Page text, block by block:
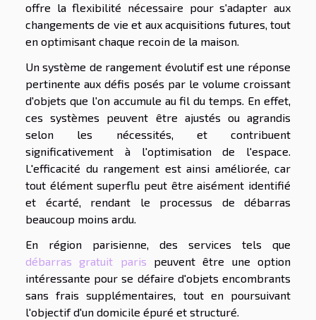
offre la flexibilité nécessaire pour s'adapter aux
changements de vie et aux acquisitions futures, tout
en optimisant chaque recoin de la maison.
Un système de rangement évolutif est une réponse
pertinente aux défis posés par le volume croissant
d'objets que l'on accumule au fil du temps. En effet,
ces systèmes peuvent être ajustés ou agrandis
selon les nécessités, et contribuent
significativement à l'optimisation de l'espace.
L'efficacité du rangement est ainsi améliorée, car
tout élément superflu peut être aisément identifié
et écarté, rendant le processus de débarras
beaucoup moins ardu.
En région parisienne, des services tels que
débarras gratuit paris peuvent être une option
intéressante pour se défaire d'objets encombrants
sans frais supplémentaires, tout en poursuivant
l'objectif d'un domicile épuré et structuré.